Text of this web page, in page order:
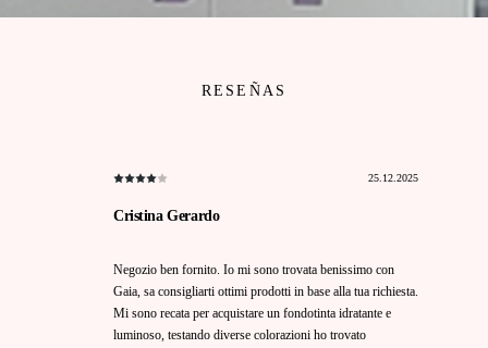
RESEÑAS
25.12.2025
Cristina Gerardo
Negozio ben fornito. Io mi sono trovata benissimo con
Gaia, sa consigliarti ottimi prodotti in base alla tua richiesta.
Mi sono recata per acquistare un fondotinta idratante e
luminoso, testando diverse colorazioni ho trovato